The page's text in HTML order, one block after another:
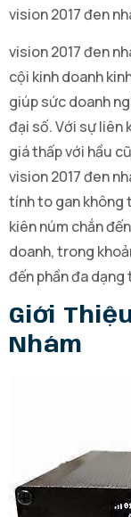
vision 2017 đen
vision 2017 đen
cội kinh doanh
giúp sức doanh
đại số. Với sự liên
giá thấp với hầu
vision 2017 đen
tính to gan không
kiên núm chắn
doanh, trong
đến phần đa dạng
Giới
Nhám